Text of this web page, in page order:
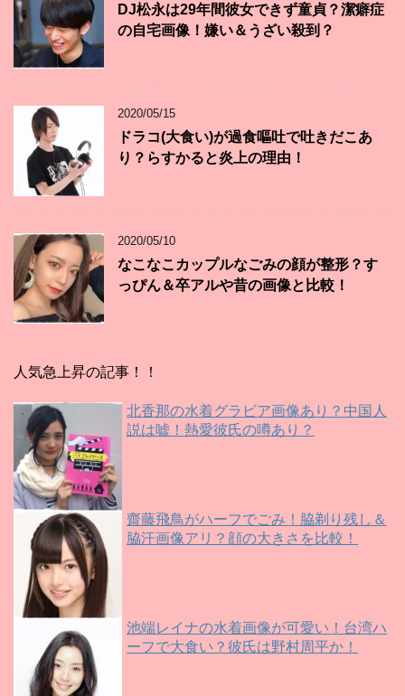
DJ松永は29年間彼女できず童貞？潔癖症
の自宅画像！嫌い＆うざい殺到？
2020/05/15
ドラコ(大食い)が過食嘔吐で吐きだこあ
り？らすかると炎上の理由！
2020/05/10
なこなこカップルなごみの顔が整形？す
っぴん＆卒アルや昔の画像と比較！
人気急上昇の記事！！
北香那の水着グラビア画像あり？中国人
説は嘘！熱愛彼氏の噂あり？
齋藤飛鳥がハーフでごみ！脇剃り残し＆
脇汗画像アリ？顔の大きさを比較！
池端レイナの水着画像が可愛い！台湾ハ
ーフで大食い？彼氏は野村周平か！